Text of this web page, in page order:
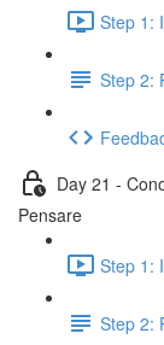
Step 1:
Step 2:
Day 21 -
Pensare
Step 1:
Step 2: